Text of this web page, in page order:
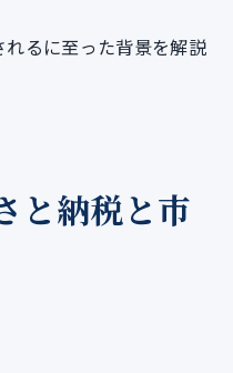
るに至った背景を解説
と納税と市